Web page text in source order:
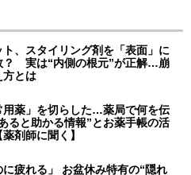
ト、スタイリング剤を「表面」に
？ 実は“内側の根元”が正解…崩
方とは
用薬」を切らした…薬局で何を伝
ると助かる情報”とお薬手帳の活
剤師に聞く】
に疲れる」 お盆休み特有の“隠れ